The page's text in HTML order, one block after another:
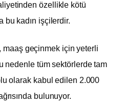
özellikle kötü
bu kadın işçilerdir.
maaş geçinmek için yeterli
nedenle tüm sektörlerde tam
olarak kabul edilen 2.000
bulunuyor.